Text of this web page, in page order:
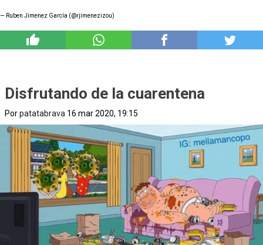
— Ruben Jimenez García (@rjimenezizou)
Disfrutando de la cuarentena
Porpatatabrava 16 mar 2020, 19:15